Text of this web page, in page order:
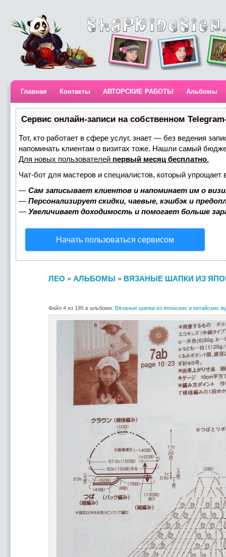
Главная Контакты АВТОРСКИЕ РАБОТЫ Альбомы
Сервис онлайн-записи на собственном
Тот, кто работает в сфере услуг, знает — без ведения
напоминать клиентам о визитах тоже. Нашли самый
Для новых пользователей первый месяц бесплатно.
Чат-бот для мастеров и специалистов, который упрощает
— Сам записывает клиентов и напоминает им о
— Персонализирует скидки, чаевые, кэшбэк и
— Увеличивает доходимость и помогает больше
Начать пользоваться сервисом
ЛЕО » АЛЬБОМЫ » ВЯЗАНЫЕ ШАПКИ ИЗ
Файл 4 из 195 в альбоме: Вязаные шапки из японских и китайских